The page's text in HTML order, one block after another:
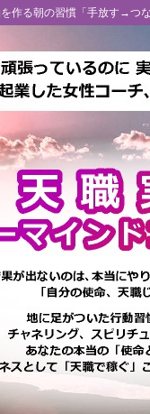
作る朝の習慣「手放す→